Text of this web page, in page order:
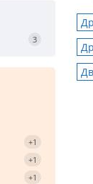
3
+1
+1
+1